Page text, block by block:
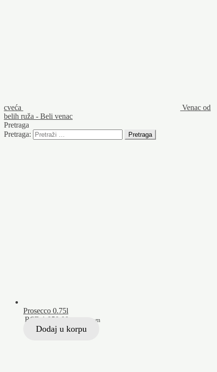
cveća
Venac od
belih ruža - Beli venac
Pretraga
Pretraga:
Prosecco 0.75l
RSD 1.950,00 Sa PDV-om
Dodaj u korpu